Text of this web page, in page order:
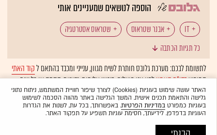
הוספה לנושאים שמעניינים אותי
IT אבנר שטראוס
שטראוס אסטרטגיה
כל תגיות הכתבה
לתשומת לבכם: מערכת גלובס חותרת לשיח מגוון, ענייני ומכבד בהתאם לקוד האתי
המופיעבדו"ח האמוןלפיו אנו פועלים. ביטויי אלימות, גזענות, הסתה או כל שיח
בלתי הולם אחר מסוננים בצורהאוטומטיתולא יפורסמו באתר.
האתר עושה שימוש בעוגיות (Cookies) לצורך שיפור חוויית המשתמש, ניתוח נתוני
גלישה והתאמת תכנים אישית. המשך הגלישה באתר מהווה הסכמה לשימוש
בעוגיות כמפורטבמדיניות הפרטיות. באפשרותך, בכל עת, לשנות את הגדרות
העוגיות בדפדפן. לידיעתך, חסימת עוגיות תשפיע על תפקוד האתר.